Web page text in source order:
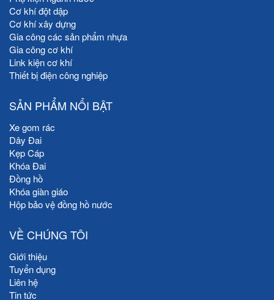
Cơ khí đột dập
Cơ khí xây dựng
Gia công các sản phẩm nhựa
Gia công cơ khí
Link kiện cơ khí
Thiết bị điện công nghiệp
SẢN PHẨM NỔI BẬT
Xe gom rác
Dây Đai
Kẹp Cáp
Khóa Đai
Đồng hồ
Khóa giàn giáo
Hộp bảo vệ đồng hồ nước
VỀ CHÚNG TÔI
Giới thiệu
Tuyển dụng
Liên hệ
Tin tức